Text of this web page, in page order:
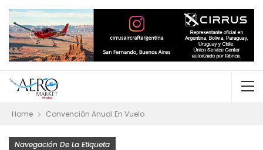
Home Convención Anual En Vuelo
Navegación De La Etiqueta